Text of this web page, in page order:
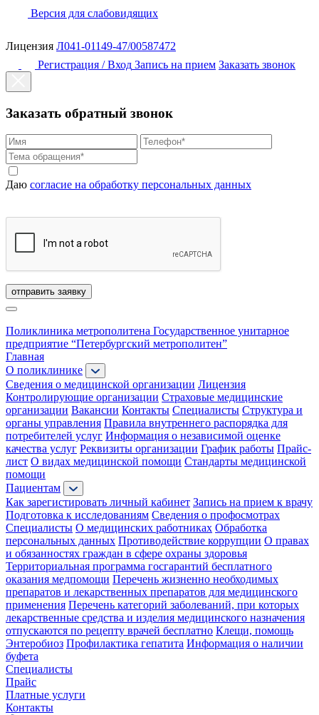
Версия для слабовидящих
Лицензия Л041-01149-47/00587472
Регистрация / Вход Запись на прием Заказать звонок
Заказать обратный звонок
Даю согласие на обработку персональных данных
отправить заявку
Поликлиника метрополитена Государственное унитарное
предприятие “Петербургский метрополитен”
Главная
О поликлинике
Сведения о медицинской организации Лицензия
Контролирующие организации Страховые медицинские
организации Вакансии Контакты Специалисты Структура и
органы управления Правила внутреннего распорядка для
потребителей услуг Информация о независимой оценке
качества услуг Реквизиты организации График работы Прайс-
лист О видах медицинской помощи Стандарты медицинской
помощи
Пациентам
Как зарегистировать личный кабинет Запись на прием к врачу
Подготовка к исследованиям Сведения о профосмотрах
Специалисты О медицинских работниках Обработка
персональных данных Противодействие коррупции О правах
и обязанностях граждан в сфере охраны здоровья
Территориальная программа госгарантий бесплатного
оказания медпомощи Перечень жизненно необходимых
препаратов и лекарственных препаратов для медицинского
применения Перечень категорий заболеваний, при которых
лекарственные средства и изделия медицинского назначения
отпускаются по рецепту врачей бесплатно Клещи, помощь
Энтеробиоз Профилактика гепатита Информация о наличии
буфета
Специалисты
Прайс
Платные услуги
Контакты